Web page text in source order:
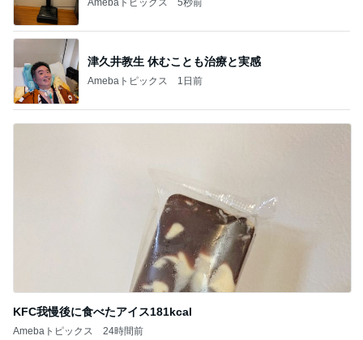
Amebaトピックス 5秒前
津久井教生 休むことも治療と実感
Amebaトピックス 1日前
KFC我慢後に食べたアイス181kcal
Amebaトピックス 24時間前